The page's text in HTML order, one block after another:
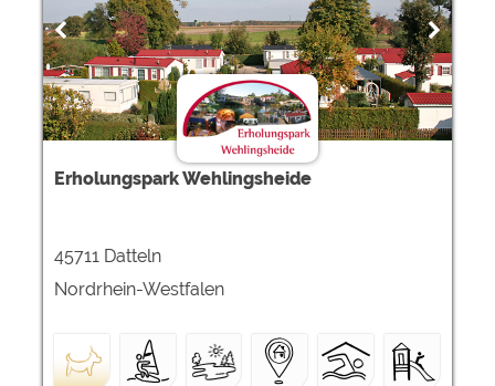
Erholungspark Wehlingsheide
45711 Datteln
Nordrhein-Westfalen